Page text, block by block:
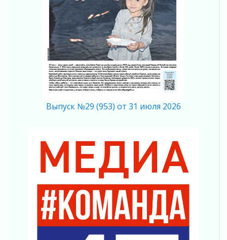
ПСК через Гослуслуги напомнит жителям
Ленинградской области о неоплаченных
02 августа 2026
Пропавшего подростка нашли в Кировском
районе Ленобласти
02 августа 2026
Жителям Ленобласти напомнили, как
действовать при укусе клеща
02 августа 2026
Готовность №1
02 августа 2026
Километровые столбы «Дороги жизни»
отправили на реставрацию
02 августа 2026
Ленобласть внедрила передовую подготовку
операторов БПЛА
02 августа 2026
Выпуск №29 (953) от 31 июля 2026